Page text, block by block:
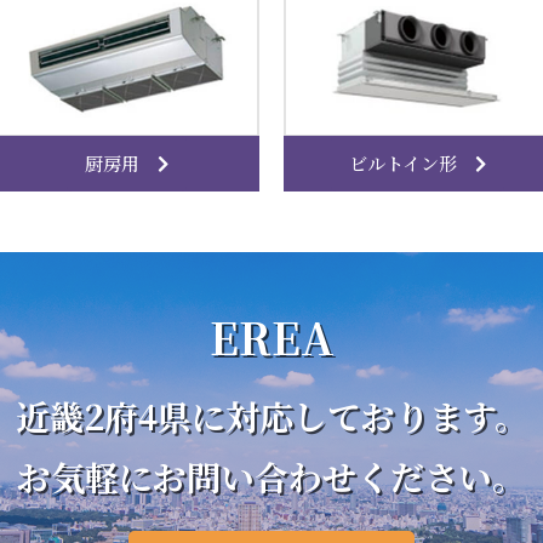
厨房用 ビルトイン形
EREA
近畿2府4県に対応しております。
お気軽にお問い合わせください。